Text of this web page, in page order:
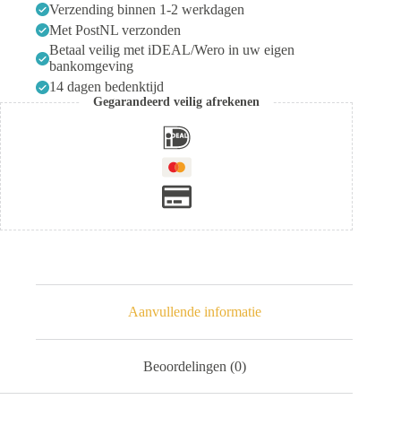
Verzending binnen 1-2 werkdagen
Met PostNL verzonden
Betaal veilig met iDEAL/Wero in uw eigen
bankomgeving
14 dagen bedenktijd
Gegarandeerd veilig afrekenen
Aanvullende informatie
Beoordelingen (0)